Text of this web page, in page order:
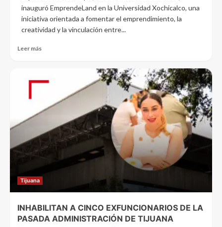
inauguró EmprendeLand en la Universidad Xochicalco, una
iniciativa orientada a fomentar el emprendimiento, la
creatividad y la vinculación entre...
Leer más
Tijuana
INHABILITAN A CINCO EXFUNCIONARIOS DE LA
PASADA ADMINISTRACIÓN DE TIJUANA